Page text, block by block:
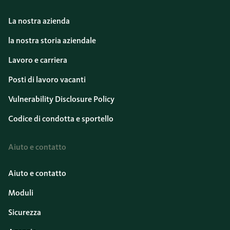
La nostra azienda
la nostra storia aziendale
Lavoro e carriera
Posti di lavoro vacanti
Vulnerability Disclosure Policy
Codice di condotta e sportello
Aiuto e contatto
Aiuto e contatto
Moduli
Sicurezza